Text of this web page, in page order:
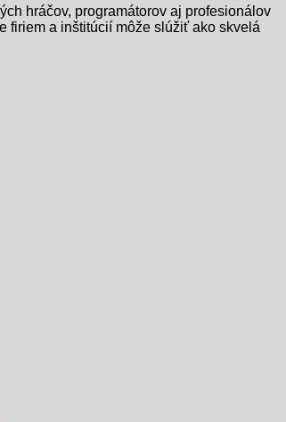
hráčov, programátorov aj profesionálov
firiem a inštitúcií môže slúžiť ako skvelá